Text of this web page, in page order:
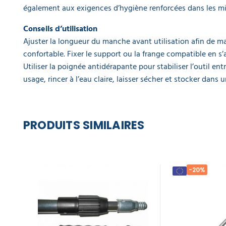
également aux exigences d’hygiène renforcées dans les
Conseils d’utilisation
Ajuster la longueur du manche avant utilisation afin de
confortable. Fixer le support ou la frange compatible en
Utiliser la poignée antidérapante pour stabiliser l’outil
usage, rincer à l’eau claire, laisser sécher et stocker dans
PRODUITS SIMILAIRES
-20%